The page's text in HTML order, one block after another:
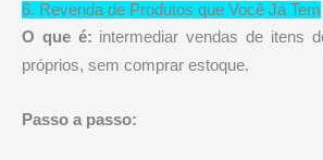
6. Revenda de Produtos que Você Já Tem
O que é: intermediar vendas de itens
próprios, sem comprar estoque.
Passo a passo: